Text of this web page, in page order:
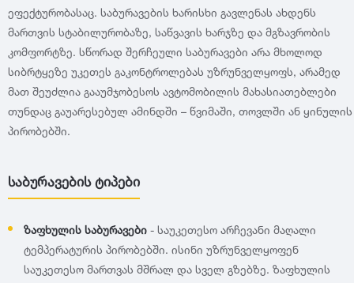
GT Radial
Sailun
Triangle
Nankang
2007
2006
2005
2002
ეფექტურობასაც. საბურავების ხარისხი გავლენას ახდენს
მართვის სტაბილურობაზე, საწვავის ხარჯზე და მგზავრობის
კომფორტზე. სწორად შერჩეული საბურავები არა მხოლოდ
სიბრტყეზე უკეთეს გაკონტროლებას უზრუნველყოფს, არამედ
მათ შეუძლია გააუმჯობესოს ავტომობილის მახასიათებლები
თუნდაც გაუარესებულ ამინდში – წვიმაში, თოვლში ან ყინულის
პირობებში.
საბურავების ტიპები
ზაფხულის საბურავები - საუკეთესო არჩევანი მაღალი
ტემპერატურის პირობებში. ისინი უზრუნველყოფენ
საუკეთესო მართვას მშრალ და სველ გზებზე. ზაფხულის